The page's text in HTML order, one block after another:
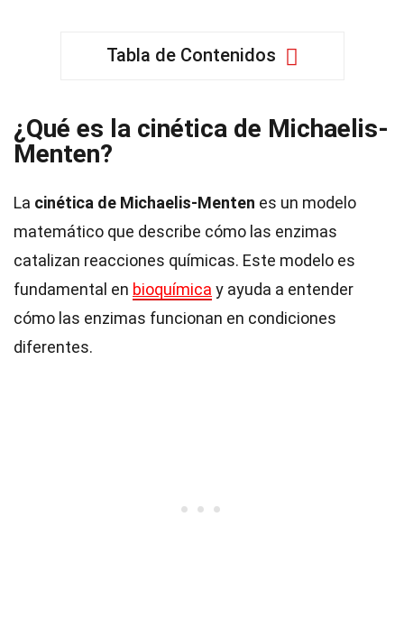
Tabla de Contenidos
¿Qué es la cinética de Michaelis-
Menten?
La cinética de Michaelis-Menten es un modelo
matemático que describe cómo las enzimas
catalizan reacciones químicas. Este modelo es
fundamental en bioquímica y ayuda a entender
cómo las enzimas funcionan en condiciones
diferentes.